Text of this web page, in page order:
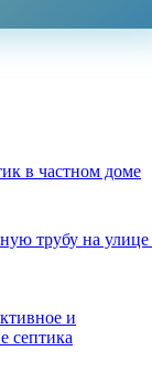
в частном доме
трубу на улице
и
септика